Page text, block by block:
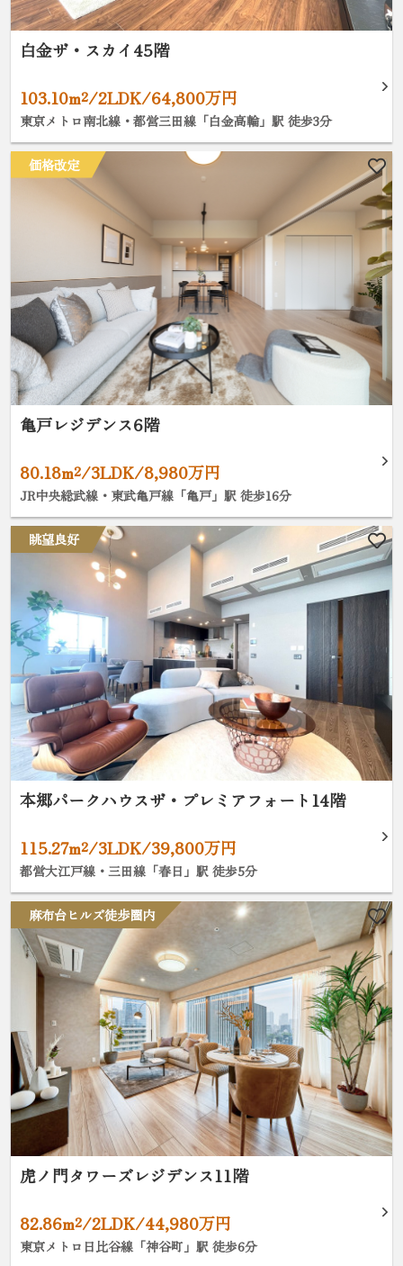
白金ザ・スカイ45階
103.10m²/2LDK/64,800万円
東京メトロ南北線・都営三田線「白金高輪」駅 徒歩3分
価格改定
亀戸レジデンス6階
80.18m²/3LDK/8,980万円
JR中央総武線・東武亀戸線「亀戸」駅 徒歩16分
眺望良好
本郷パークハウスザ・プレミアフォート14階
115.27m²/3LDK/39,800万円
都営大江戸線・三田線「春日」駅 徒歩5分
麻布台ヒルズ徒歩圏内
虎ノ門タワーズレジデンス11階
82.86m²/2LDK/44,980万円
東京メトロ日比谷線「神谷町」駅 徒歩6分